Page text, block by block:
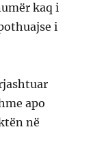
kaq i
i
apo
në